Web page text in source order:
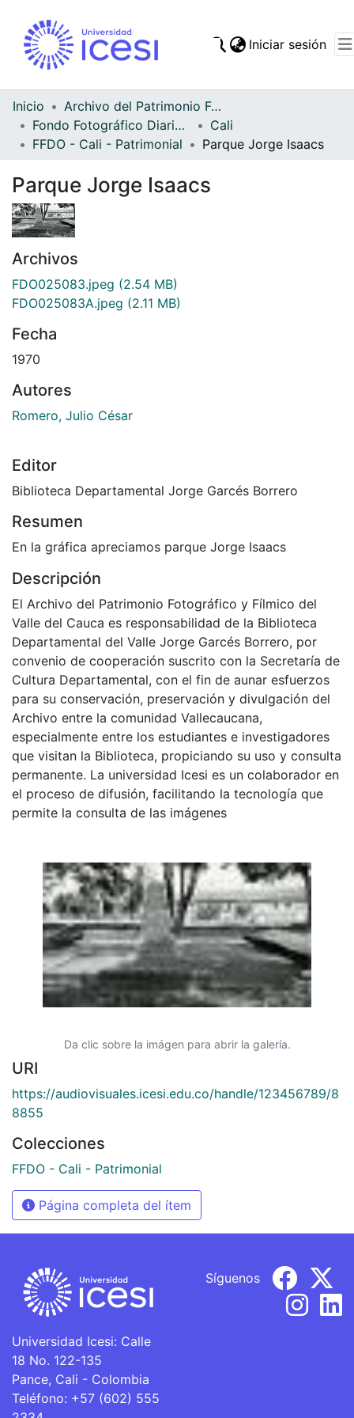
Todo DSpace
Estadísticas
Iniciar sesión
Inicio
Archivo del Patrimonio Fotográfico y Fílmico del Valle del Cauca
Fondo Fotográfico Diario Occidente
Cali
FFDO - Cali - Patrimonial
Parque Jorge Isaacs
Parque Jorge Isaacs
Archivos
FDO025083.jpeg (2.54 MB)
FDO025083A.jpeg (2.11 MB)
Fecha
1970
Autores
Romero, Julio César
Editor
Biblioteca Departamental Jorge Garcés Borrero
Resumen
En la gráfica apreciamos parque Jorge Isaacs
Descripción
El Archivo del Patrimonio Fotográfico y Fílmico del
Valle del Cauca es responsabilidad de la Biblioteca
Departamental del Valle Jorge Garcés Borrero, por
convenio de cooperación suscrito con la Secretaría de
Cultura Departamental, con el fin de aunar esfuerzos
para su conservación, preservación y divulgación del
Archivo entre la comunidad Vallecaucana,
especialmente entre los estudiantes e investigadores
que visitan la Biblioteca, propiciando su uso y consulta
permanente. La universidad Icesi es un colaborador en
el proceso de difusión, facilitando la tecnología que
permite la consulta de las imágenes
Da clic sobre la imágen para abrir la galería.
URI
https://audiovisuales.icesi.edu.co/handle/123456789/8
8855
Colecciones
FFDO - Cali - Patrimonial
Página completa del ítem
Universidad Icesi: Calle
18 No. 122-135
Pance, Cali - Colombia
Teléfono: +57 (602) 555
Síguenos